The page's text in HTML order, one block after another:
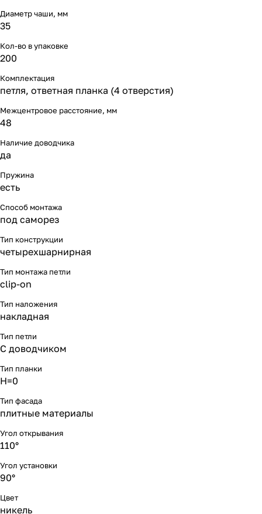
Диаметр чаши, мм
35
Кол-во в упаковке
200
Комплектация
петля, ответная планка (4 отверстия)
Межцентровое расстояние, мм
48
Наличие доводчика
да
Пружина
есть
Способ монтажа
под саморез
Тип конструкции
четырехшарнирная
Тип монтажа петли
clip-on
Тип наложения
накладная
Тип петли
С доводчиком
Тип планки
Н=0
Тип фасада
плитные материалы
Угол открывания
110°
Угол установки
90°
Цвет
никель